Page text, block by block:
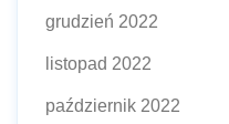
grudzień 2022
listopad 2022
październik 2022